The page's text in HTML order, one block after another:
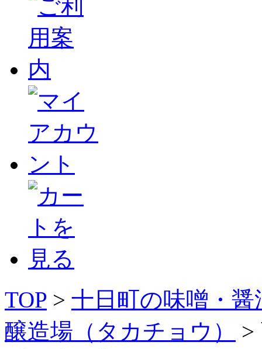
TOP > 十日町の味噌・
醸造場（タカチョウ）